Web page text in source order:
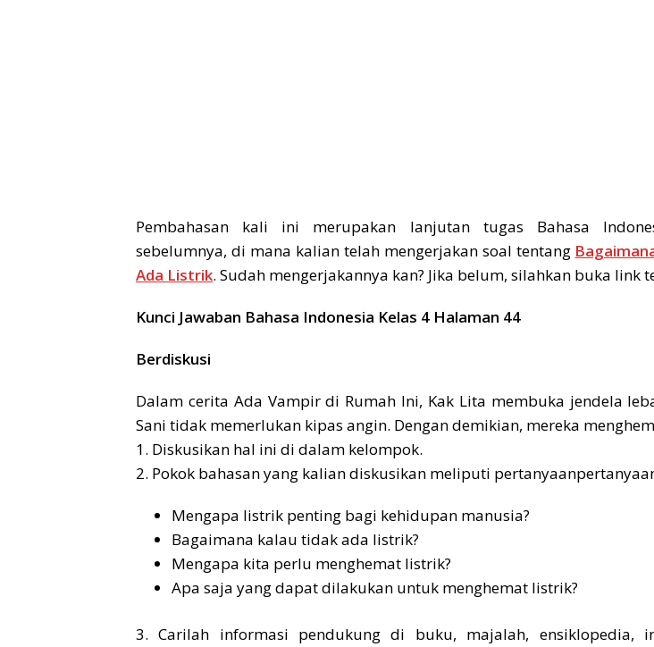
Pembahasan kali ini merupakan lanjutan tugas Bahasa
sebelumnya, di mana kalian telah mengerjakan soal tentang
Ada Listrik. Sudah mengerjakannya kan? Jika belum, silahkan buka link
Kunci Jawaban Bahasa Indonesia Kelas 4 Halaman 44
Berdiskusi
Dalam cerita Ada Vampir di Rumah Ini, Kak Lita membuka jendela
Sani tidak memerlukan kipas angin. Dengan demikian, mereka
1. Diskusikan hal ini di dalam kelompok.
2. Pokok bahasan yang kalian diskusikan meliputi
Mengapa listrik penting bagi kehidupan manusia?
Bagaimana kalau tidak ada listrik?
Mengapa kita perlu menghemat listrik?
Apa saja yang dapat dilakukan untuk menghemat listrik?
3. Carilah informasi pendukung di buku, majalah, ensiklopedia,